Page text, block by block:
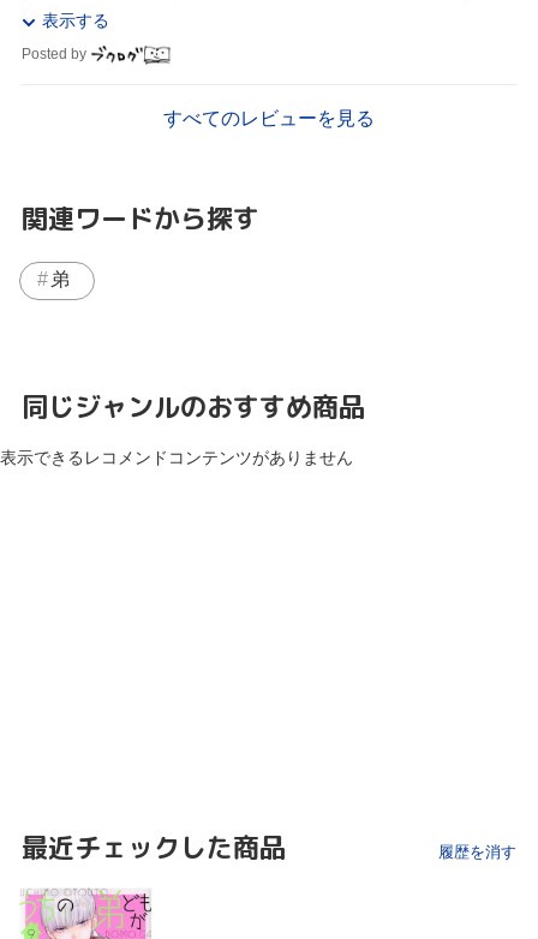
らね･･･。 もはや無理...
表示する
Posted by
すべてのレビューを見る
関連ワードから探す
弟
同じジャンルのおすすめ商品
表示できるレコメンドコンテンツがありません
最近チェックした商品 履歴を消す